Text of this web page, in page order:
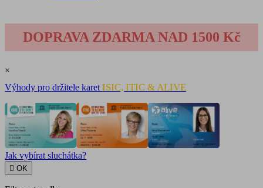
DOPRAVA ZDARMA NAD 1500 Kč
×
Výhody pro držitele karet ISIC, ITIC & ALIVE
Jak vybírat sluchátka?
 OK